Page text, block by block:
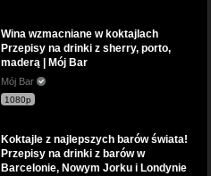
Wina wzmacniane w koktajlach
Przepisy na drinki z sherry, porto,
maderą | Mój Bar
Mój Bar
1080p
Koktajle z najlepszych barów świata!
Przepisy na drinki z barów w
Barcelonie, Nowym Jorku i Londynie